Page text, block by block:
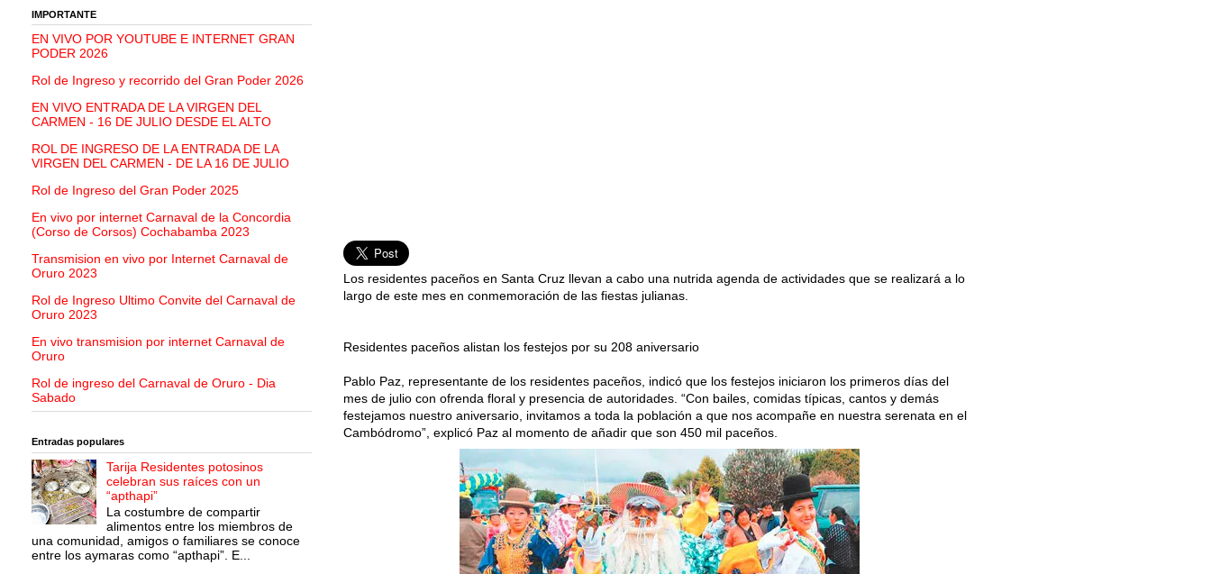
Los residentes paceños en Santa Cruz llevan a cabo una nutrida agenda de actividades que se realizará a lo
largo de este mes en conmemoración de las fiestas julianas.
Residentes paceños alistan los festejos por su 208 aniversario
Pablo Paz, representante de los residentes paceños, indicó que los festejos iniciaron los primeros días del
mes de julio con ofrenda floral y presencia de autoridades. “Con bailes, comidas típicas, cantos y demás
festejamos nuestro aniversario, invitamos a toda la población a que nos acompañe en nuestra serenata en el
Cambódromo”, explicó Paz al momento de añadir que son 450 mil paceños.
IMPORTANTE
EN VIVO POR YOUTUBE E INTERNET GRAN
PODER 2026
Rol de Ingreso y recorrido del Gran Poder 2026
EN VIVO ENTRADA DE LA VIRGEN DEL
CARMEN - 16 DE JULIO DESDE EL ALTO
ROL DE INGRESO DE LA ENTRADA DE LA
VIRGEN DEL CARMEN - DE LA 16 DE JULIO
Rol de Ingreso del Gran Poder 2025
En vivo por internet Carnaval de la Concordia
(Corso de Corsos) Cochabamba 2023
Transmision en vivo por Internet Carnaval de
Oruro 2023
Rol de Ingreso Ultimo Convite del Carnaval de
Oruro 2023
En vivo transmision por internet Carnaval de
Oruro
Rol de ingreso del Carnaval de Oruro - Dia
Sabado
Entradas populares
Tarija Residentes potosinos
celebran sus raíces con un
“apthapi”
La costumbre de compartir
alimentos entre los miembros de
una comunidad, amigos o familiares se conoce
entre los aymaras como “apthapi”. E...